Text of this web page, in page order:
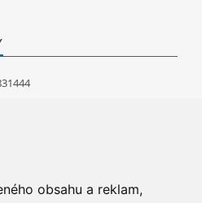
obsahu a reklam,